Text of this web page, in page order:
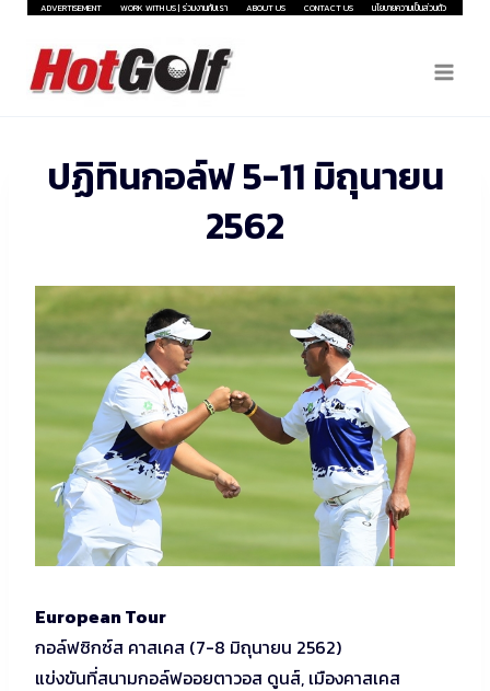
Skip
content
ADVERTISEMENT WORK WITH US | ร่วมงานกับเรา ABOUT US CONTACT US นโยบายความเป็นส่วนตัว
ปฏิทินกอล์ฟ 5-11 มิถุนายน
2562
European Tour
กอล์ฟซิกซ์ส คาสเคส (7-8 มิถุนายน 2562)
แข่งขันที่สนามกอล์ฟออยตาวอส ดูนส์, เมืองคาสเคส